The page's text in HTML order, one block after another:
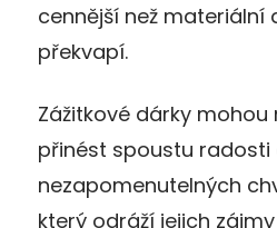
cennější než materiální
překvapí.
Zážitkové dárky
přinést spoustu radosti
nezapomenutelných
který odráží jejich